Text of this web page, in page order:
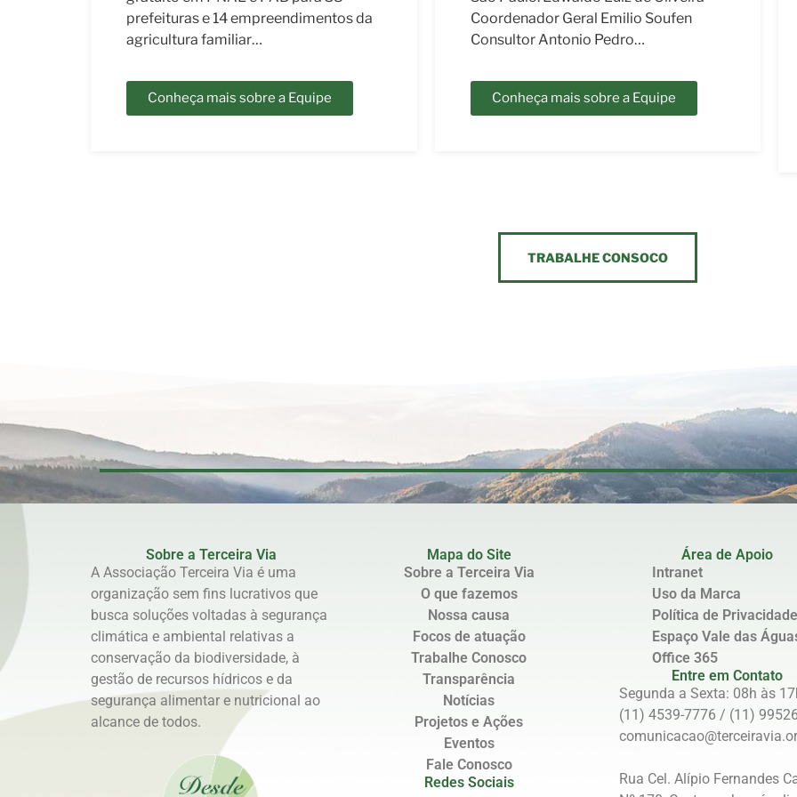
Coordenador Geral Emilio Soufen
Consultor Antonio Pedro…
Conheça mais sobre a Equipe
familiares do Sudoeste Paulista.
Vanessa Franco de Andrade
Conheça mais sobre a Equipe
TRABALHE CONSOCO
Sobre a Terceira Via
A Associação Terceira Via é uma
organização sem fins lucrativos que
busca soluções voltadas à segurança
climática e ambiental relativas a
conservação da biodiversidade, à
gestão de recursos hídricos e da
segurança alimentar e nutricional ao
alcance de todos.
Mapa do Site
Sobre a Terceira Via
O que fazemos
Nossa causa
Focos de atuação
Trabalhe Conosco
Transparência
Notícias
Projetos e Ações
Eventos
Fale Conosco
Redes Sociais
Área de Apoio
Intranet
Uso da Marca
Política de Privacidade
Espaço Vale das
Office 365
Entre em Contato
Segunda a Sexta: 08h às
(11) 4539-7776 / (11)
Rua Cel. Alípio Fernandes